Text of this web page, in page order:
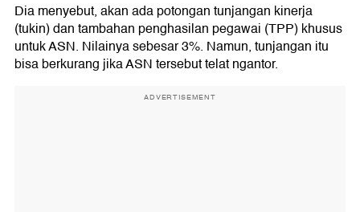
Dia menyebut, akan ada potongan tunjangan kinerja
(tukin) dan tambahan penghasilan pegawai (TPP) khusus
untuk ASN. Nilainya sebesar 3%. Namun, tunjangan itu
bisa berkurang jika ASN tersebut telat ngantor.
ADVERTISEMENT